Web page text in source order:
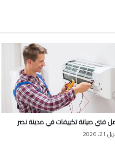
فني صيانة تكييفات في مدينة نصر
21, 2026